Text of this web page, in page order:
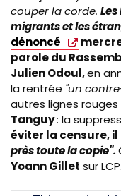
couper la corde.
migrants et les
dénoncé
parole du
Julien Odoul,en
la rentrée "un
autres lignes
Tanguy: la
éviter la censure,
près toute la copie".
Yoann Gillet sur LCP.